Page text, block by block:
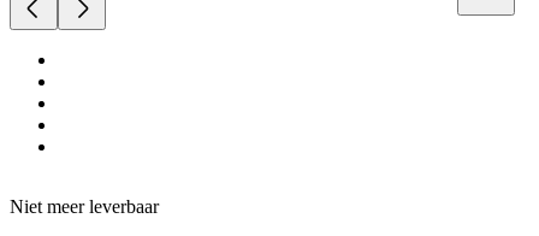
Niet meer leverbaar